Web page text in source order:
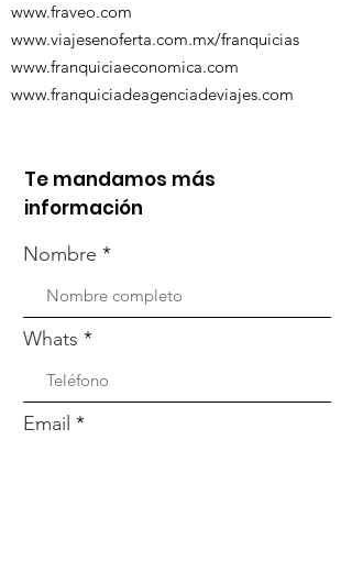
www.fraveo.com
www.viajesenoferta.com.mx/franquicias
www.franquiciaeconomica.com
www.franquiciadeagenciadeviajes.com
Te mandamos más
información
Nombre
Whats
Email